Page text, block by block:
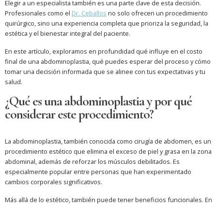
Elegir a un especialista también es una parte clave de esta decisión.
Profesionales como el Dr. Ceballos no solo ofrecen un procedimiento
quirúrgico, sino una experiencia completa que prioriza la seguridad, la
estética y el bienestar integral del paciente.
En este artículo, exploramos en profundidad qué influye en el costo
final de una abdominoplastia, qué puedes esperar del proceso y cómo
tomar una decisión informada que se alinee con tus expectativas y tu
salud.
¿Qué es una abdominoplastia y por qué
considerar este procedimiento?
La abdominoplastia, también conocida como cirugía de abdomen, es un
procedimiento estético que elimina el exceso de piel y grasa en la zona
abdominal, además de reforzar los músculos debilitados. Es
especialmente popular entre personas que han experimentado
cambios corporales significativos.
Más allá de lo estético, también puede tener beneficios funcionales. En